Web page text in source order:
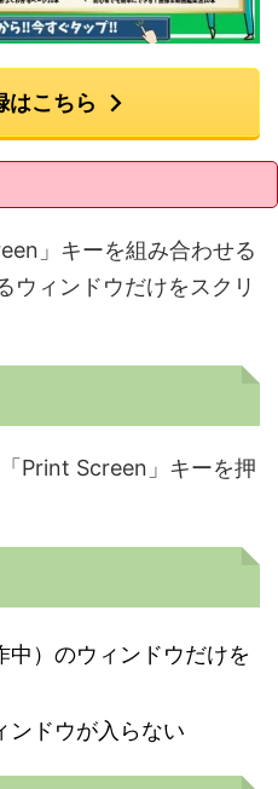
はこちら
」キーを組み合わせる
ウィンドウだけをスクリ
Print Screen」キーを押
中）のウィンドウだけを
ンドウが入らない